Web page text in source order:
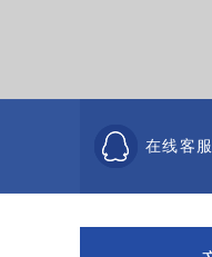
在线客服